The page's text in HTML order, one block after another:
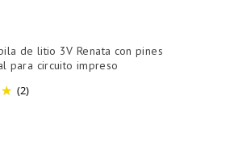
(2)
de litio 3V Renata con pines
para circuito impreso